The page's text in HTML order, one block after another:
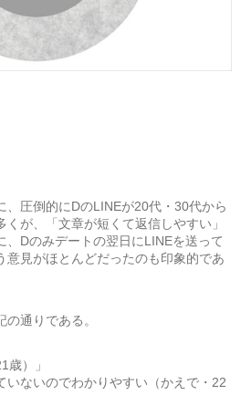
、圧倒的にDのLINEが20代・30代から
が、「文章が短くて返信しやすい」
、Dのみデートの翌日にLINEを送って
意見がほとんどだったのも印象的であ
通りである。
歳）」
いないのでわかりやすい（かえで・22